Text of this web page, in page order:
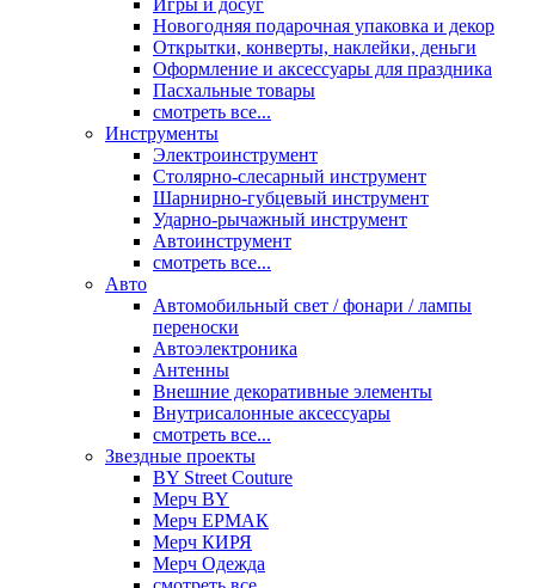
Игры и досуг
Новогодняя подарочная упаковка и декор
Открытки, конверты, наклейки, деньги
Оформление и аксессуары для праздника
Пасхальные товары
смотреть все...
Инструменты
Электроинструмент
Столярно-слесарный инструмент
Шарнирно-губцевый инструмент
Ударно-рычажный инструмент
Автоинструмент
смотреть все...
Авто
Автомобильный свет / фонари / лампы
переноски
Автоэлектроника
Антенны
Внешние декоративные элементы
Внутрисалонные аксессуары
смотреть все...
Звездные проекты
BY Street Couture
Мерч BY
Мерч ЕРМАК
Мерч КИРЯ
Мерч Одежда